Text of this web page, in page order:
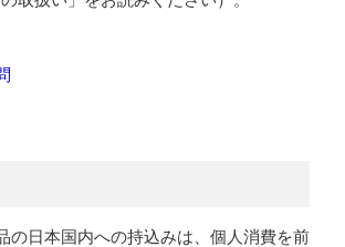
の日本国内への持込みは、個人消費を前